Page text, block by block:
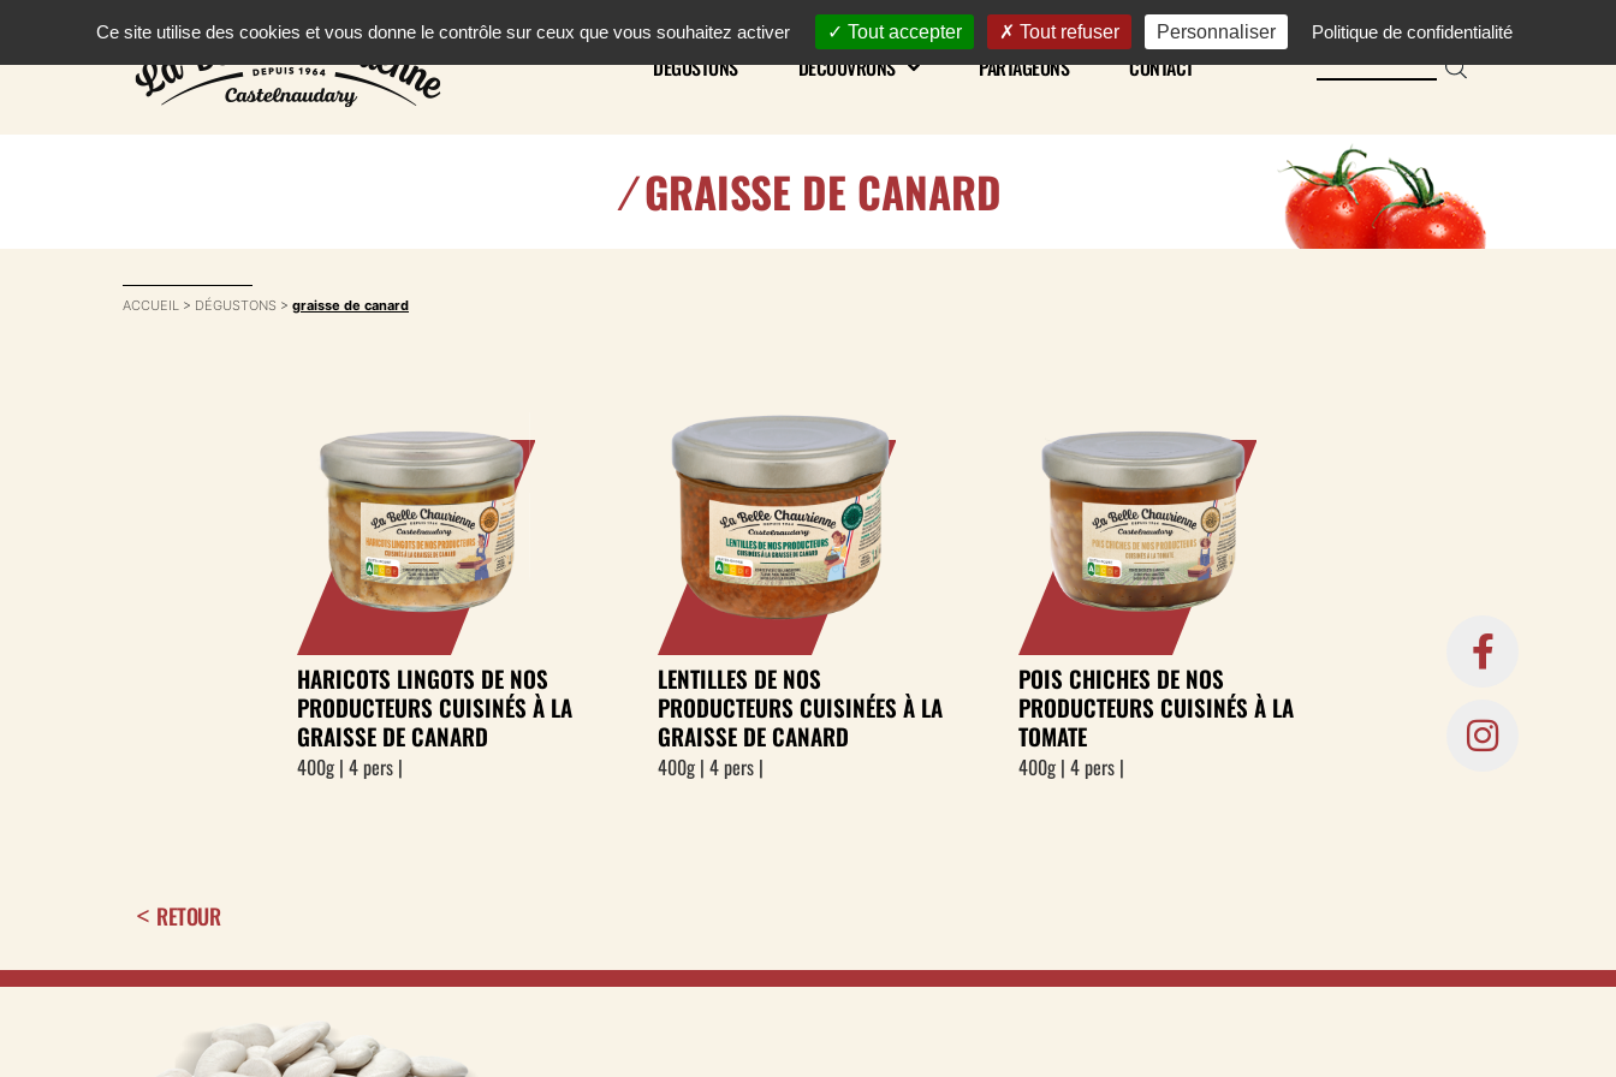
DÉGUSTONS DÉCOUVRONS PARTAGEONS CONTACT
/GRAISSE DE CANARD
ACCUEIL > DÉGUSTONS > graisse de canard
HARICOTS LINGOTS DE NOS
PRODUCTEURS CUISINÉS À LA
GRAISSE DE CANARD
400g | 4 pers |
LENTILLES DE NOS
PRODUCTEURS CUISINÉES À LA
GRAISSE DE CANARD
400g | 4 pers |
POIS CHICHES DE NOS
PRODUCTEURS CUISINÉS À LA
TOMATE
400g | 4 pers |
RETOUR
Ce site utilise des cookies et vous donne le contrôle sur ceux que vous souhaitez activer Tout accepter Tout refuser Personnaliser Politique de confidentialité